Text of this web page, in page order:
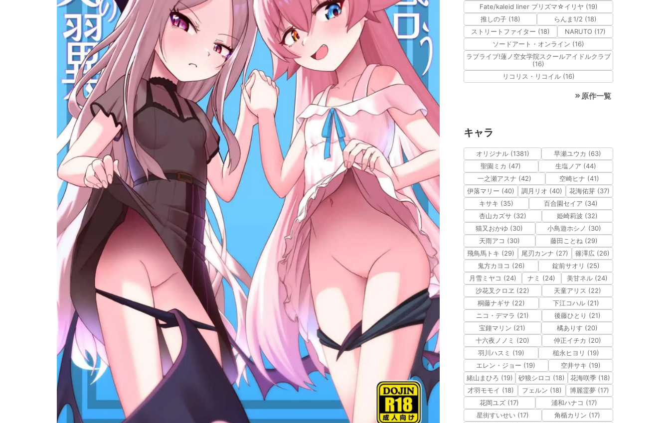
Fate/kaleid liner プリズマ☆イリヤ (19)
推しの子 (18)
らんま1/2 (18)
ストリートファイター (18)
NARUTO (17)
ソードアート・オンライン (16)
ラブライブ!蓮ノ空女学院スクールアイドルクラブ
(16)
リコリス・リコイル (16)
原作一覧
キャラ
オリジナル (1381)
早瀬ユウカ (63)
聖園ミカ (47)
生塩ノア (44)
一之瀬アスナ (42)
空崎ヒナ (41)
伊落マリー (40)
調月リオ (40)
花海佑芽 (37)
キサキ (35)
百合園セイア (34)
杏山カズサ (32)
姫崎莉波 (32)
猫又おかゆ (30)
小鳥遊ホシノ (30)
天雨アコ (30)
藤田ことね (29)
飛鳥馬トキ (29)
尾刃カンナ (27)
篠澤広 (26)
鬼方カヨコ (26)
錠前サオリ (25)
月雪ミヤコ (24)
ナミ (24)
美甘ネル (24)
沙花叉クロヱ (22)
天童アリス (22)
桐藤ナギサ (22)
下江コハル (21)
ニコ・デマラ (21)
後藤ひとり (21)
宝鐘マリン (21)
橘ありす (20)
十六夜ノノミ (20)
仲正イチカ (20)
羽川ハスミ (19)
槌永ヒヨリ (19)
エレン・ジョー (19)
空井サキ (19)
緒山まひろ (19)
砂狼シロコ (18)
花海咲季 (18)
才羽モモイ (18)
フェルン (18)
博麗霊夢 (17)
花岡ユズ (17)
浦和ハナコ (17)
星街すいせい (17)
角楯カリン (17)